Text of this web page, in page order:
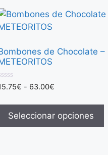
de Chocolate –
€ - 63.00€
Seleccionar opciones